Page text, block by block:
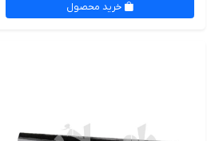
خرید محصول